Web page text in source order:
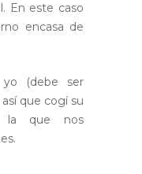
En este caso
encasa de
(debe ser
que cogí su
la que nos